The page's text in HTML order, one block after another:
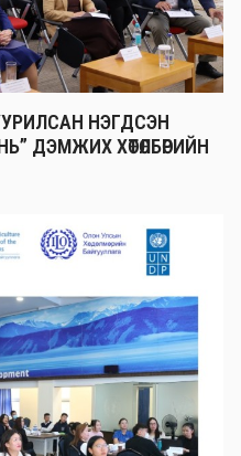
НЭГДСЭН
ДЭМЖИХ ХӨТӨЛБӨРИЙН